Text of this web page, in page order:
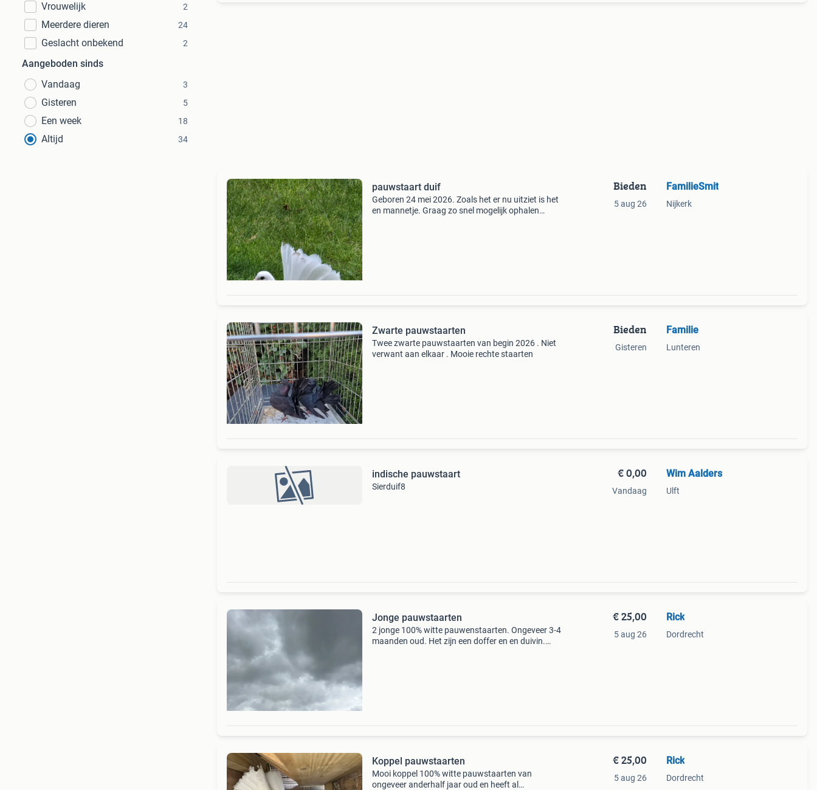
Vrouwelijk 2
Meerdere dieren 24
Geslacht onbekend 2
Aangeboden sinds
Vandaag
3
Gisteren 5
Een week 18
Altijd 34
pauwstaart duif
Geboren 24 mei 2026. Zoals het er nu uitziet is het
en mannetje. Graag zo snel mogelijk ophalen
Bieden
5 aug 26
FamilieSmit
Nijkerk
Zwarte pauwstaarten
Twee zwarte pauwstaarten van begin 2026 . Niet
verwant aan elkaar . Mooie rechte staarten
Bieden
Gisteren
Familie
Lunteren
indische pauwstaart
Sierduif8
€ 0,00
Vandaag
Wim Aalders
Ulft
Jonge pauwstaarten
2 jonge 100% witte pauwenstaarten. Ongeveer 3-4
maanden oud. Het zijn een doffer en en duivin.
€ 25,00
5 aug 26
Rick
Dordrecht
Koppel pauwstaarten
Mooi koppel 100% witte pauwstaarten van
ongeveer anderhalf jaar oud en heeft al
€ 25,00
5 aug 26
Rick
Dordrecht